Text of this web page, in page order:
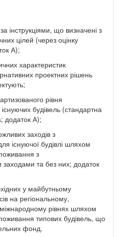
за інструкціями, що визначені з
цілей (через оцінку
А);
характеристик
проектних рішень
рівня
будівель (стандартна
додаток А);
заходів з
існуючої будівлі шляхом
з
заходами та без них; додаток
у майбутньому
на регіональному,
рівнях шляхом
типових будівель, що
фонд.